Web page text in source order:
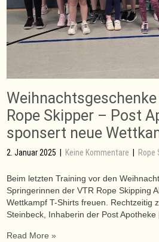
Rope Skipper – Post
sponsert neue
2. Januar 2025 Keine Kommentare Rope
Beim letzten Training vor den
Springerinnen der VTR Rope Skipping
Wettkampf T-Shirts freuen. Rechtzeitig
Steinbeck, Inhaberin der Post
Read More »